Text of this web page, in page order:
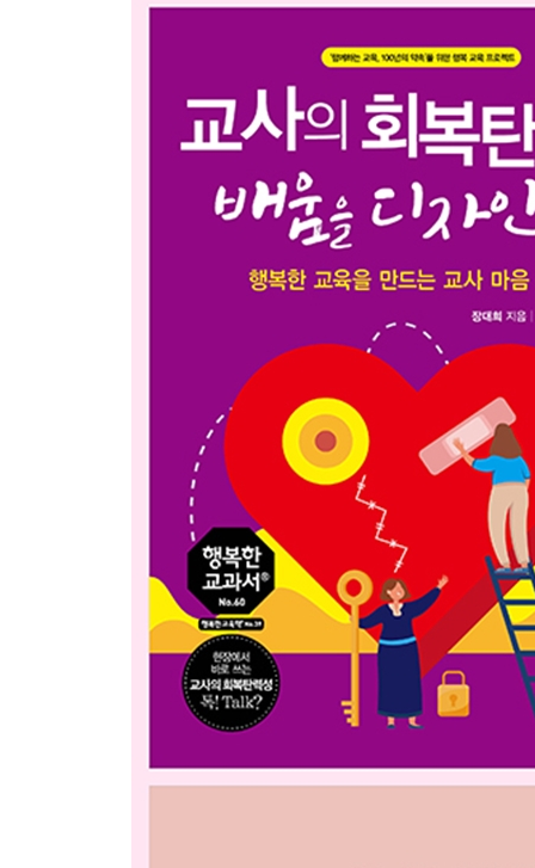
01. 교사 17년 차, 교육의 본질을 다시 고민하다
02. 교육의 본질, 그 시작점을 발견하다
03. 행.복.교.육.론을 만나다
4부. 배움을 디자인하다〈변화〉
01. 학교 속, 아이들의 사생활을 공개하다(feat. 함
02. 교육 희망을 보다: 교육열 급상승, 재충전
03. [교사의 회복탄력성 프로젝트 01] 교육은 부드
04. [교사의 회복탄력성 프로젝트 02] 교육은 함께다
05. [교사의 회복탄력성 프로젝트 03] 교육은 칭찬
06. [교사의 회복탄력성 프로젝트 04] 교육은 지속
07. [교사의 회복탄력성 프로젝트 05] 교육은 인내다
08. [교사의 회복탄력성 프로젝트 06] 교육은 감동
09. [교사의 회복탄력성 프로젝트 07] 교육은 관계다
10. [교사의 회복탄력성 프로젝트 08] 교육은 습관
11. [교사의 회복탄력성 프로젝트 09] 교육은 훈련
12. [교사의 회복탄력성 프로젝트 10] 교육은 추임
13. [교사의 회복탄력성 프로젝트 11] 교육은 놀이다
14. [교사의 회복탄력성 프로젝트 12] 교육은 이벤